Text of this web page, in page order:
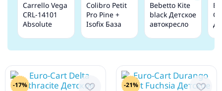
Carrello Vega
CRL-14101
Absolute
0-13 кг
Colibro Petit
Pro Pine +
Isofix База
0-13 кг
Bebetto Kite
black Детское
автокресло
-17% -21%